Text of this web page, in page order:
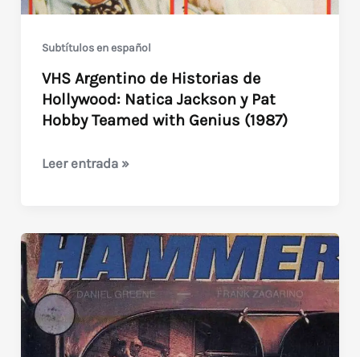
Subtítulos en español
VHS Argentino de Historias de
Hollywood: Natica Jackson y Pat
Hobby Teamed with Genius (1987)
VHS
Historias
de
Hollywood:
Natica
Jackson
Leer entrada »